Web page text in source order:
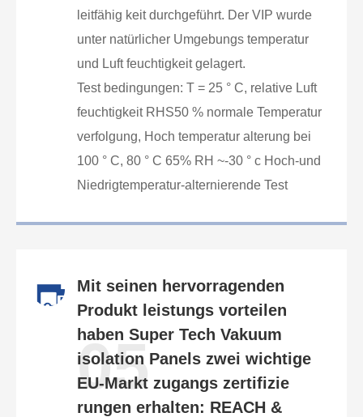
leitfähig keit durchgeführt. Der VIP wurde
unter natürlicher Umgebungs temperatur
und Luft feuchtigkeit gelagert.
Test bedingungen: T = 25 ° C, relative Luft
feuchtigkeit RHS50 % normale Temperatur
verfolgung, Hoch temperatur alterung bei
100 ° C, 80 ° C 65% RH ~-30 ° c Hoch-und
Niedrigtemperatur-alternierende Test
Mit seinen hervorragenden
Produkt leistungs vorteilen
haben Super Tech Vakuum
isolation Panels zwei wichtige
EU-Markt zugangs zertifizie
rungen erhalten: REACH &
05